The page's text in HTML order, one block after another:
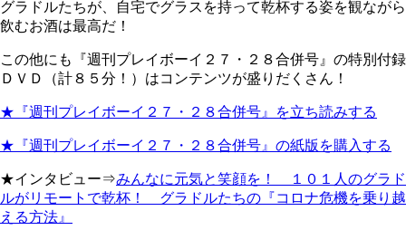
グラドルたちが、自宅でグラスを持って乾杯する姿を観ながら
飲むお酒は最高だ！
この他にも『週刊プレイボーイ２７・２８合併号』の特別付録
ＤＶＤ（計８５分！）はコンテンツが盛りだくさん！
★『週刊プレイボーイ２７・２８合併号』を立ち読みする
★『週刊プレイボーイ２７・２８合併号』の紙版を購入する
★インタビュー⇒みんなに元気と笑顔を！ １０１人のグラド
ルがリモートで乾杯！ グラドルたちの『コロナ危機を乗り越
える方法』